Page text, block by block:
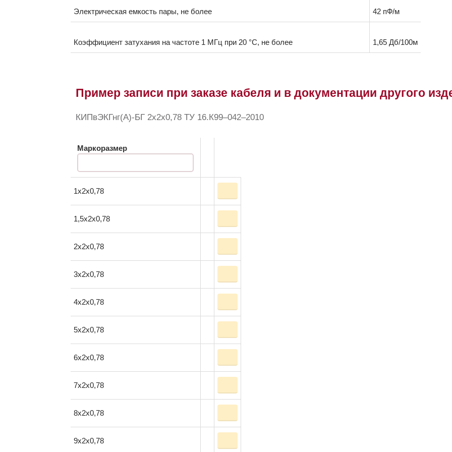
Электрическая емкость пары, не более 42 пФ/м
Коэффициент затухания на частоте 1 МГц при 20 °C, не более 1,65 Дб/100м
Пример записи при заказе кабеля и в документации другого
КИПвЭКГнг(А)-БГ 2x2x0,78 ТУ 16.К99–042–2010
Маркоразмер
1x2x0,78
1,5x2x0,78
2x2x0,78
3x2x0,78
4x2x0,78
5x2x0,78
6x2x0,78
7x2x0,78
8x2x0,78
9x2x0,78